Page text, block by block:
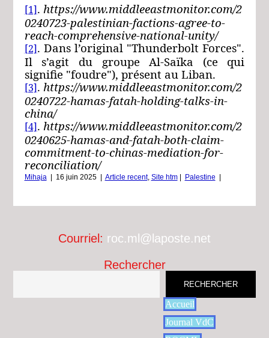
[1]. https://www.middleeastmonitor.com/2
0240723-palestinian-factions-agree-to-
reach-comprehensive-national-unity/
[2]. Dans l’original "Thunderbolt Forces".
Il s’agit du groupe Al-Saïka (ce qui
signifie "foudre"), présent au Liban.
[3]. https://www.middleeastmonitor.com/2
0240722-hamas-fatah-holding-talks-in-
china/
[4]. https://www.middleeastmonitor.com/2
0240625-hamas-and-fatah-both-claim-
commitment-to-chinas-mediation-for-
reconciliation/
Mihaja 16 juin 2025 Article recent, Site htm Palestine
Courriel: roc.ml@laposte.net
Rechercher
RECHERCHER
Accueil
Journal VdC